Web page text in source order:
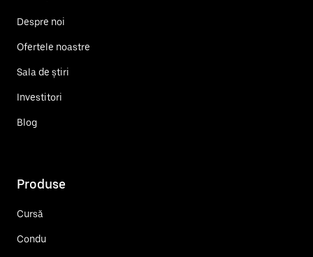
Despre noi
Ofertele noastre
Sala de știri
Investitori
Blog
Produse
Cursă
Condu